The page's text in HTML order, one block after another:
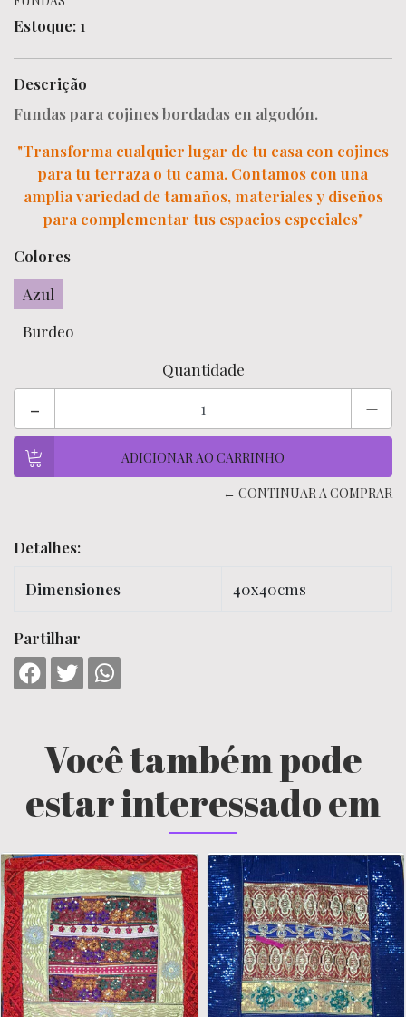
Estoque: 1
Descrição
Fundas para cojines bordadas en algodón.
"Transforma cualquier lugar de tu casa con cojines
para tu terraza o tu cama. Contamos con una
amplia variedad de tamaños, materiales y diseños
para complementar tus espacios especiales"
Colores
Azul
Burdeo
Quantidade
- +
← CONTINUAR A COMPRAR
Detalhes:
Dimensiones 40x40cms
Partilhar
Você também pode
estar interessado em